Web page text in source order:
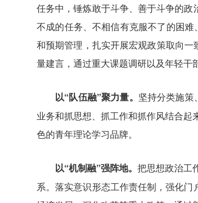
任务中，锤炼敢于斗争、善于斗争的政
不成的任务、不相信有克服不了的困
和预期管理，扎实开展宏观政策取向
量建言，通过重大课题调研以及年轻干
以“队伍融”聚力量。 坚持分类施策
业务和抓思想、抓工作和抓作风结合起
色的青年理论学习品牌。
以“机制融”强阵地。 把思想政治工
系。落实意识形态工作责任制，强化门